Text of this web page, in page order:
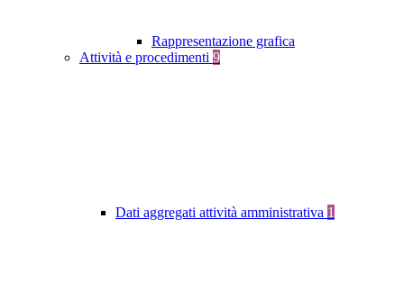
Rappresentazione grafica
Attività e procedimenti 9
Dati aggregati attività amministrativa 1